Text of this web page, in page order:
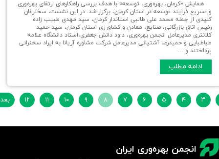
همایش «کرمان، بهره‌وری، توسعه» با هدف بررسی راهکارهای ارتقای بهره‌وری
و تسریع فرآیند توسعه در استان کرمان، برگزار شد. در این نشست، سخنرانان
کلیدی از جمله محمد علی طالبی استاندار کرمان، سید مهدی طبیب زاده
رئیس اتاق بازرگانی، صنایع، معادن و کشاورزی استان کرمان، سید حمید
کلانتری مدیرعامل انجمن بهره‌وری، داود دانش جعفری،استاد دانشگاه علامه
طباطبایی و حمیدرضا آشتیانی مدیرعامل شرکت مشاوره آریانا به ایراد سخنرانی
پرداختند و …
ادامه مطلب
۳ ۴ ۵ ۶ ۷ ۸ ۹ ۱۰ ۱۱ ۱۲
انجمن بهره‌وری ایران